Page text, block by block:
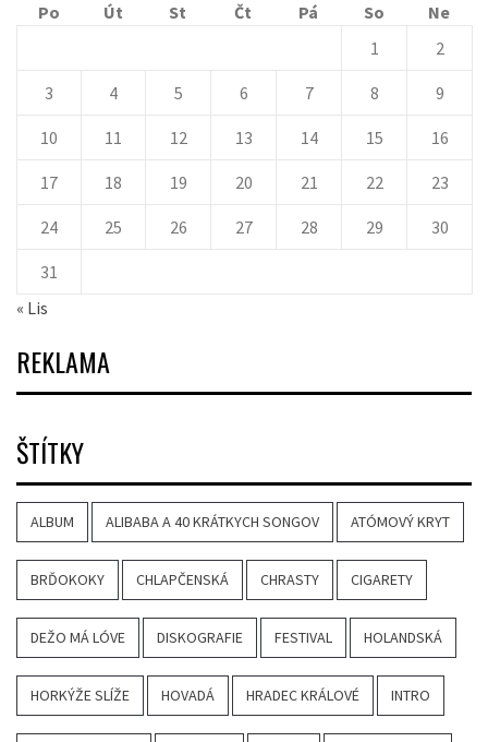
Po
Út St Čt Pá So
Ne
1
2
3 4 5 6 7 8 9
10 11 12 13 14 15 16
17 18 19 20 21 22 23
24 25 26 27 28 29 30
31
« Lis
REKLAMA
ŠTÍTKY
ALBUM ALIBABA A 40 KRÁTKYCH SONGOV ATÓMOVÝ KRYT
BRĎOKOKY CHLAPČENSKÁ CHRASTY CIGARETY
DEŽO MÁ LÓVE DISKOGRAFIE FESTIVAL HOLANDSKÁ
HORKÝŽE SLÍŽE HOVADÁ HRADEC KRÁLOVÉ INTRO